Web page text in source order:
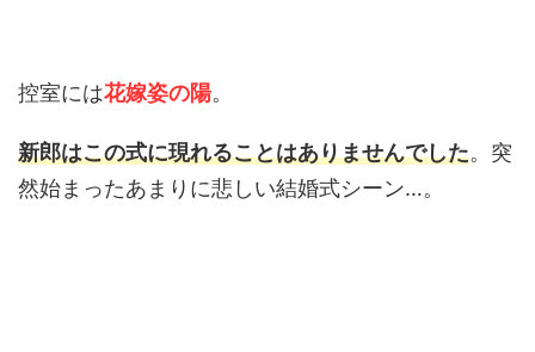
控室には花嫁姿の陽。
新郎はこの式に現れることはありませんでした。突
然始まったあまりに悲しい結婚式シーン…。